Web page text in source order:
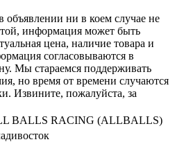
ни в коем случае не
информация может быть
цена, наличие товара и
согласовываются в
Мы стараемся поддерживать
но время от времени случаются
Извините, пожалуйста, за
BALLS RACING (ALLBALLS)